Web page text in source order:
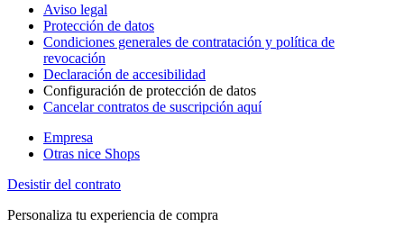
Aviso legal
Protección de datos
Condiciones generales de contratación y política de
revocación
Declaración de accesibilidad
Configuración de protección de datos
Cancelar contratos de suscripción aquí
Empresa
Otras nice Shops
Desistir del contrato
Personaliza tu experiencia de compra